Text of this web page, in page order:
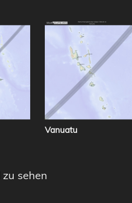
Vanuatu
sehen